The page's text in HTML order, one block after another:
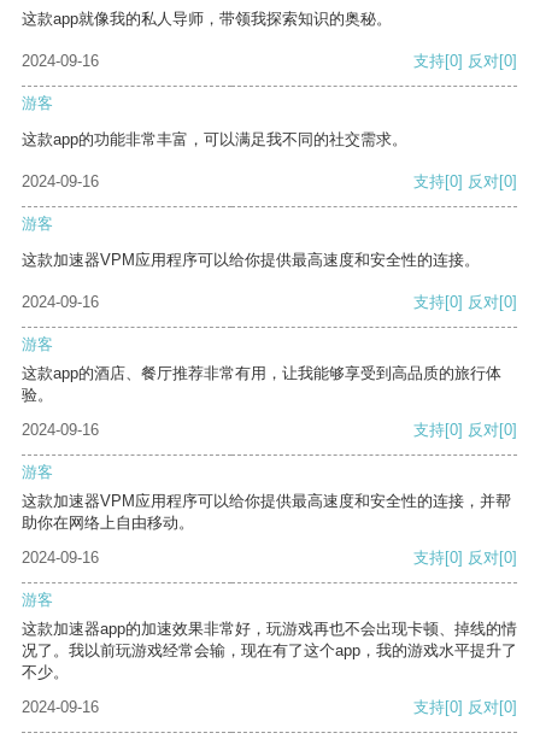
这款app就像我的私人导师，带领我探索知识的奥秘。
2024-09-16 支持[0] 反对[0]
游客
这款app的功能非常丰富，可以满足我不同的社交需求。
2024-09-16 支持[0] 反对[0]
游客
这款加速器VPM应用程序可以给你提供最高速度和安全性的连接。
2024-09-16 支持[0] 反对[0]
游客
这款app的酒店、餐厅推荐非常有用，让我能够享受到高品质的旅行体
验。
2024-09-16
支持[0] 反对[0]
游客
这款加速器VPM应用程序可以给你提供最高速度和安全性的连接，并帮
助你在网络上自由移动。
2024-09-16
支持[0] 反对[0]
游客
这款加速器app的加速效果非常好，玩游戏再也不会出现卡顿、掉线的情
况了。我以前玩游戏经常会输，现在有了这个app，我的游戏水平提升了
不少。
2024-09-16
支持[0] 反对[0]